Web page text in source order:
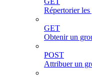
Répertorier
GET
Obtenir un
POST
Attribuer un